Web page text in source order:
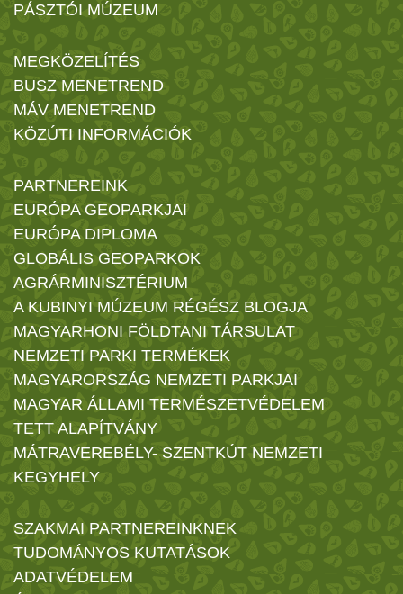
PÁSZTÓI MÚZEUM
MEGKÖZELÍTÉS
BUSZ MENETREND
MÁV MENETREND
KÖZÚTI INFORMÁCIÓK
PARTNEREINK
EURÓPA GEOPARKJAI
EURÓPA DIPLOMA
GLOBÁLIS GEOPARKOK
AGRÁRMINISZTÉRIUM
A KUBINYI MÚZEUM RÉGÉSZ BLOGJA
MAGYARHONI FÖLDTANI TÁRSULAT
NEMZETI PARKI TERMÉKEK
MAGYARORSZÁG NEMZETI PARKJAI
MAGYAR ÁLLAMI TERMÉSZETVÉDELEM
TETT ALAPÍTVÁNY
MÁTRAVEREBÉLY- SZENTKÚT NEMZETI
KEGYHELY
SZAKMAI PARTNEREINKNEK
TUDOMÁNYOS KUTATÁSOK
ADATVÉDELEM